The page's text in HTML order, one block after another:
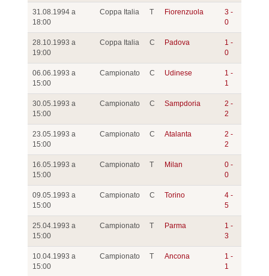
31.08.1994 a
18:00
Coppa Italia T Fiorenzuola
3 -
0
28.10.1993 a
19:00
Coppa Italia C Padova
1 -
0
06.06.1993 a
15:00
Campionato C Udinese
1 -
1
30.05.1993 a
15:00
Campionato C Sampdoria
2 -
2
23.05.1993 a
15:00
Campionato C Atalanta
2 -
2
16.05.1993 a
15:00
Campionato T Milan
0 -
0
09.05.1993 a
15:00
Campionato C Torino
4 -
5
25.04.1993 a
15:00
Campionato T Parma
1 -
3
10.04.1993 a
15:00
Campionato T Ancona
1 -
1